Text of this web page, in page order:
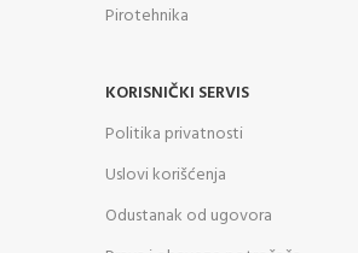
Pirotehnika
KORISNIČKI SERVIS
Politika privatnosti
Uslovi korišćenja
Odustanak od ugovora